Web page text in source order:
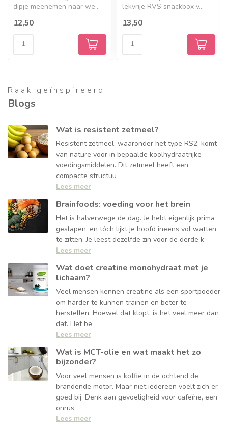
dipje meenemen naar we...
12,50
lekvrije RVS snackbox v...
13,50
Raak geïnspireerd
Blogs
Wat is resistent zetmeel?
Resistent zetmeel, waaronder het type RS2, komt
van nature voor in bepaalde koolhydraatrijke
voedingsmiddelen. Dit zetmeel heeft een
compacte structuu
Lees meer
Brainfoods: voeding voor het brein
Het is halverwege de dag. Je hebt eigenlijk prima
geslapen, en tóch lijkt je hoofd ineens vol watten
te zitten. Je leest dezelfde zin voor de derde k
Lees meer
Wat doet creatine monohydraat met je
lichaam?
Veel mensen kennen creatine als een sportpoeder
om harder te kunnen trainen en beter te
herstellen. Hoewel dat klopt, is het veel meer dan
dat. Het be
Lees meer
Wat is MCT-olie en wat maakt het zo
bijzonder?
Voor veel mensen is koffie in de ochtend de
brandende motor. Maar niet iedereen voelt zich er
goed bij. Denk aan gevoeligheid voor cafeïne, een
onrus
Lees meer